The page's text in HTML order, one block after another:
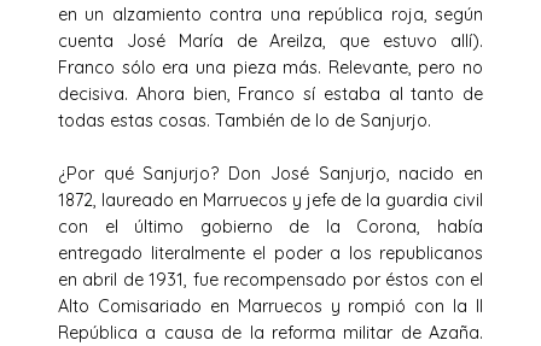
en un alzamiento contra una república roja, según
cuenta José María de Areilza, que estuvo allí).
Franco sólo era una pieza más. Relevante, pero no
decisiva. Ahora bien, Franco sí estaba al tanto de
todas estas cosas. También de lo de Sanjurjo.
¿Por qué Sanjurjo? Don José Sanjurjo, nacido en
1872, laureado en Marruecos y jefe de la guardia civil
con el último gobierno de la Corona, había
entregado literalmente el poder a los republicanos
en abril de 1931, fue recompensado por éstos con el
Alto Comisariado en Marruecos y rompió con la II
República a causa de la reforma militar de Azaña.